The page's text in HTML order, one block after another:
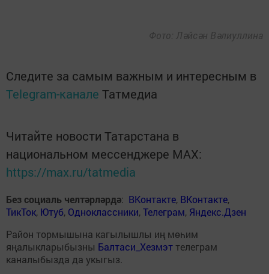
Фото: Ләйсән Вәлиуллина
Следите за самым важным и интересным в
Telegram-канале Татмедиа
Читайте новости Татарстана в
национальном мессенджере MАХ:
https://max.ru/tatmedia
Без социаль челтәрләрдә: ВКонтакте, ВКонтакте,
ТикТок, Ютуб, Одноклассники,Телеграм, Яндекс.Дзен
Район тормышына кагылышлы иң мөһим
яңалыкларыбызны Балтаси_Хезмэт телеграм
каналыбызда да укыгыз.